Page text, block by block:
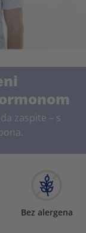
zaspite – s
Bez alergena